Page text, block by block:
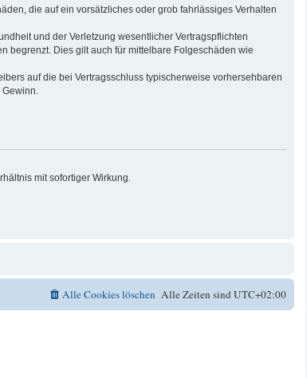
die auf ein vorsätzliches oder grob fahrlässiges Verhalten
und der Verletzung wesentlicher Vertragspflichten
begrenzt. Dies gilt auch für mittelbare Folgeschäden wie
auf die bei Vertragsschluss typischerweise vorhersehbaren
Gewinn.
mit sofortiger Wirkung.
Alle Zeiten sindUTC+02:00
Alle Cookies löschen